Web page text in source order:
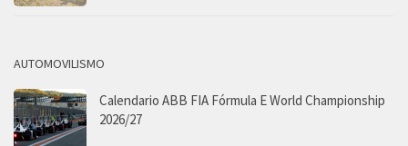
AUTOMOVILISMO
Calendario ABB FIA Fórmula E World Championship
2026/27